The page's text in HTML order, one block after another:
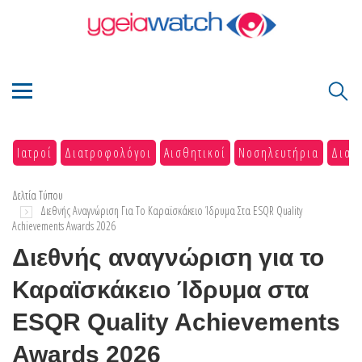
Ιατροί Διατροφολόγοι Αισθητικοί Νοσηλευτήρια
Δελτία Τύπου
Διεθνής Αναγνώριση Για Το Καραϊσκάκειο Ίδρυμα Στα ESQR Quality
Achievements Awards 2026
Διεθνής αναγνώριση για το
Καραϊσκάκειο Ίδρυμα στα
ESQR Quality Achievements
Awards 2026